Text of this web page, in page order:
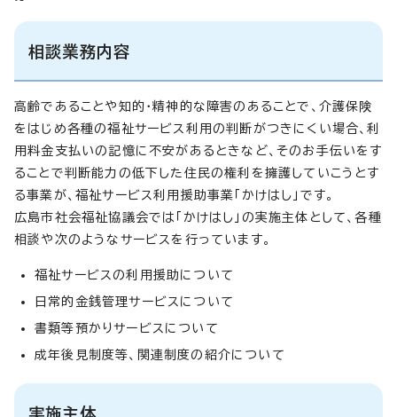
相談業務内容
高齢であることや知的・精神的な障害のあることで、介護保険
をはじめ各種の福祉サービス利用の判断がつきにくい場合、利
用料金支払いの記憶に不安があるときなど、そのお手伝いをす
ることで判断能力の低下した住民の権利を擁護していこうとす
る事業が、福祉サービス利用援助事業「かけはし」です。
広島市社会福祉協議会では「かけはし」の実施主体として、各種
相談や次のようなサービスを行っています。
福祉サービスの利用援助について
日常的金銭管理サービスについて
書類等預かりサービスについて
成年後見制度等、関連制度の紹介について
実施主体